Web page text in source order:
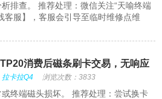
排查。 推荐处理：微信关注“天喻终端
客服】，客服会引导至临时维修点维
消费后磁条刷卡交易，无响应
拉卡拉Q4 浏览次数：3833
终端磁头损坏。 推荐处理：尝试换卡